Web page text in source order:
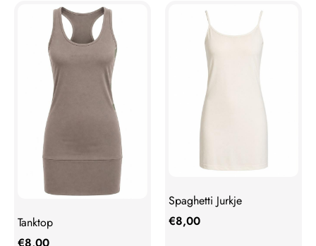
Tanktop
Spaghetti Jurkje
€8,00